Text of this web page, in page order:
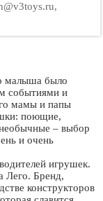
малыша было
событиями и
мамы и папы
поющие,
– выбор
и очень
игрушек.
Лего. Бренд,
конструкторов